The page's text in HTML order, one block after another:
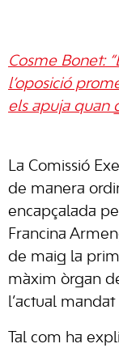
Cosme Bonet:
l’oposició
els apuja quan
La Comissió
de manera
encapçalada
Francina
de maig la
màxim òrgan
l’actual
Tal com ha